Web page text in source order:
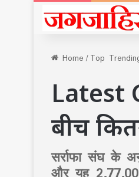
Home/Top
Latest
बीच
सर्राफा संघ के